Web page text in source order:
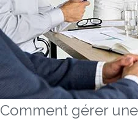
Comment gérer